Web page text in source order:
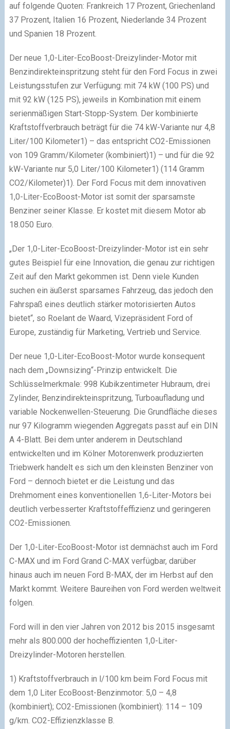
auf folgende Quoten: Frankreich 17 Prozent, Griechenland
37 Prozent, Italien 16 Prozent, Niederlande 34 Prozent
und Spanien 18 Prozent.
Der neue 1,0-Liter-EcoBoost-Dreizylinder-Motor mit
Benzindirekteinspritzung steht für den Ford Focus in zwei
Leistungsstufen zur Verfügung: mit 74 kW (100 PS) und
mit 92 kW (125 PS), jeweils in Kombination mit einem
serienmäßigen Start-Stopp-System. Der kombinierte
Kraftstoffverbrauch beträgt für die 74 kW-Variante nur 4,8
Liter/100 Kilometer1) – das entspricht CO2-Emissionen
von 109 Gramm/Kilometer (kombiniert)1) – und für die 92
kW-Variante nur 5,0 Liter/100 Kilometer1) (114 Gramm
CO2/Kilometer)1) . Der Ford Focus mit dem innovativen
1,0-Liter-EcoBoost-Motor ist somit der sparsamste
Benziner seiner Klasse. Er kostet mit diesem Motor ab
18.050 Euro.
„Der 1,0-Liter-EcoBoost-Dreizylinder-Motor ist ein sehr
gutes Beispiel für eine Innovation, die genau zur richtigen
Zeit auf den Markt gekommen ist. Denn viele Kunden
suchen ein äußerst sparsames Fahrzeug, das jedoch den
Fahrspaß eines deutlich stärker motorisierten Autos
bietet“, so Roelant de Waard, Vizepräsident Ford of
Europe, zuständig für Marketing, Vertrieb und Service.
Der neue 1,0-Liter-EcoBoost-Motor wurde konsequent
nach dem „Downsizing“-Prinzip entwickelt. Die
Schlüsselmerkmale: 998 Kubikzentimeter Hubraum, drei
Zylinder, Benzindirekteinspritzung, Turboaufladung und
variable Nockenwellen-Steuerung. Die Grundfläche dieses
nur 97 Kilogramm wiegenden Aggregats passt auf ein DIN
A 4-Blatt. Bei dem unter anderem in Deutschland
entwickelten und im Kölner Motorenwerk produzierten
Triebwerk handelt es sich um den kleinsten Benziner von
Ford – dennoch bietet er die Leistung und das
Drehmoment eines konventionellen 1,6-Liter-Motors bei
deutlich verbesserter Kraftstoffeffizienz und geringeren
CO2-Emissionen.
Der 1,0-Liter-EcoBoost-Motor ist demnächst auch im Ford
C-MAX und im Ford Grand C-MAX verfügbar, darüber
hinaus auch im neuen Ford B-MAX, der im Herbst auf den
Markt kommt. Weitere Baureihen von Ford werden weltweit
folgen.
Ford will in den vier Jahren von 2012 bis 2015 insgesamt
mehr als 800.000 der hocheffizienten 1,0-Liter-
Dreizylinder-Motoren herstellen.
1) Kraftstoffverbrauch in l/100 km beim Ford Focus mit
dem 1,0 Liter EcoBoost-Benzinmotor: 5,0 – 4,8
(kombiniert); CO2-Emissionen (kombiniert): 114 – 109
g/km. CO2-Effizienzklasse B.